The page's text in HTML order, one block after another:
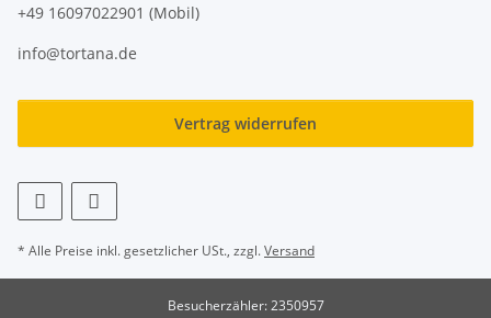
+49 16097022901 (Mobil)
info@tortana.de
Vertrag widerrufen
* Alle Preise inkl. gesetzlicher USt., zzgl.Versand
Besucherzähler: 2350957